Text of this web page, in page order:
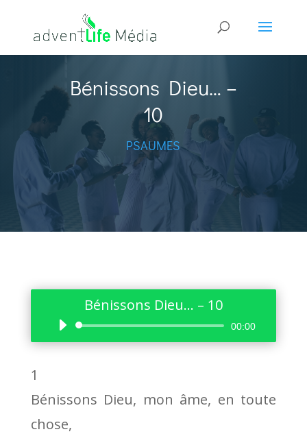
Bénissons Dieu… –
10
PSAUMES
Bénissons Dieu… – 10
Lecteur
audio
00:00
1
Bénissons Dieu, mon âme, en toute
chose,